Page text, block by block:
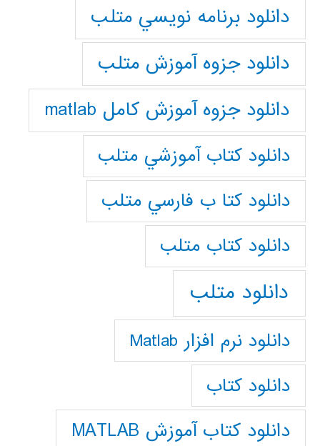
دانلود برنامه نويسي متلب
دانلود جزوه آموزش متلب
دانلود جزوه آموزش کامل matlab
دانلود كتاب آموزشي متلب
دانلود كتا ب فارسي متلب
دانلود كتاب متلب
دانلود متلب
دانلود نرم افزار Matlab
دانلود کتاب
دانلود کتاب آموزش MATLAB